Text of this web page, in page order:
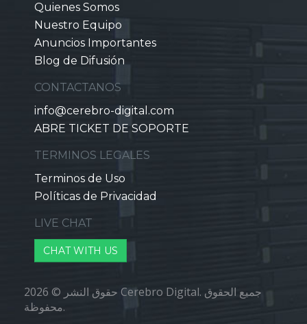
Quienes Somos
Nuestro Equipo
Anuncios Importantes
Blog de Difusión
CONTACTANOS
info@cerebro-digital.com
ABRE TICKET DE SOPORTE
TERMINOS LEGALES
Terminos de Uso
Políticas de Privacidad
LIVE CHAT
CHAT WITH US
حقوق النشر © 2026 Cerebro Digital. جميع الحقوق
محفوظة.